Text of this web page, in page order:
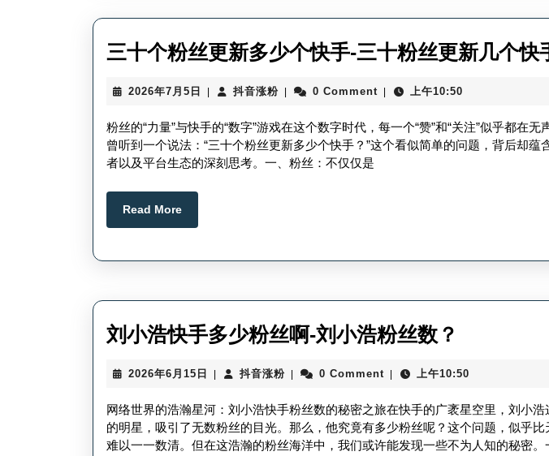
如
何
快
粉
快
三十个粉丝更新多少个快手-三十粉丝更新几个快
2026年7月5日
2026
7
月
日
抖音涨粉抖
涨
粉
0 Comment 上午10:50
粉丝的“力量”与快手的“数字”游戏在这个数字时代，每一个“赞”和“关注”似乎都在
曾听到一个说法：“三十个粉丝更新多少个快手？”这个看似简单的问题，背后却蕴
者以及平台生态的深刻思考。一、粉丝：不仅仅是
Read MoreRead
More
刘小浩快手多少粉丝啊-刘小浩粉丝数？
浩
快
手
2026年6月15日
2026
6
月
15
日
抖音涨粉抖
涨
粉
0 Comment 上午10:50
网络世界的浩瀚星河：刘小浩快手粉丝数的秘密之旅在快手的广袤星空里，刘小
的明星，吸引了无数粉丝的目光。那么，他究竟有多少粉丝呢？这个问题，似乎比
难以一一数清。但在这浩瀚的粉丝海洋中，我们或许能发现一些不为人知的秘密。